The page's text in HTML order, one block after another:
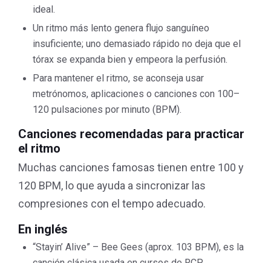
ideal.
Un ritmo más lento genera flujo sanguíneo
insuficiente; uno demasiado rápido no deja que el
tórax se expanda bien y empeora la perfusión.
Para mantener el ritmo, se aconseja usar
metrónomos, aplicaciones o canciones con 100–
120 pulsaciones por minuto (BPM).
Canciones recomendadas para practicar
el ritmo
Muchas canciones famosas tienen entre 100 y
120 BPM, lo que ayuda a sincronizar las
compresiones con el tempo adecuado.
En inglés
“Stayin’ Alive” – Bee Gees (aprox. 103 BPM), es la